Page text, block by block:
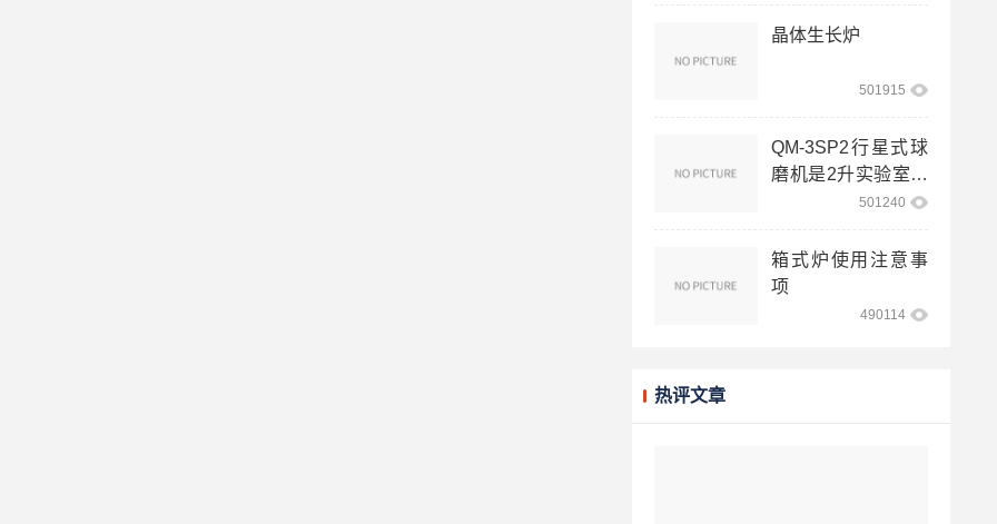
晶体生长炉
501915
QM-3SP2行星式球
磨机是2升实验室球
501240
箱式炉使用注意事
项
490114
热评文章